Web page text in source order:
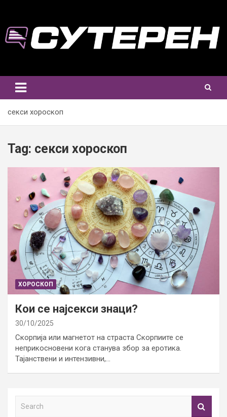
content
секси хороскоп
Tag: секси хороскоп
ХОРОСКОП
Кои се најсекси знаци?
30/10/2025
Скорпија или магнетот на страста Скорпиите се
неприкосновени кога станува збор за еротика.
Тајанствени и интензивни,…